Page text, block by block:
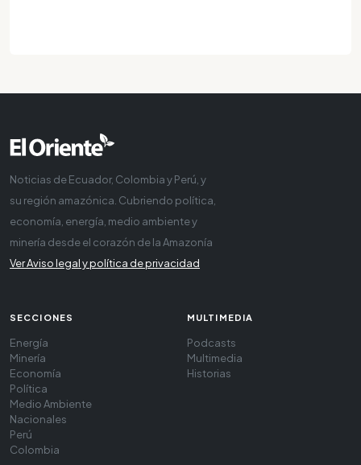
Noticias de Ecuador, Colombia y Perú, y
su región amazónica. Cubriendo política,
economía, energía, medio ambiente y
minería desde el corazón de la Amazonía
Ver Aviso legal y política de privacidad
SECCIONES
Energía
Minería
Economía
Política
Medio Ambiente
Nacionales
Perú
Colombia
MULTIMEDIA
Podcasts
Multimedia
Historias